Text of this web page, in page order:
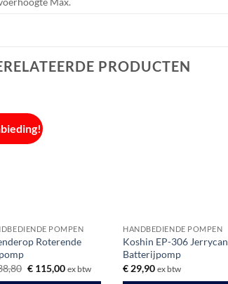
PRODUCTEN
POMPEN
Roterende
Oorspronkelijke
€115,00Huidige
ex btw
HANDBEDIENDE POMPEN
Koshin EP-306 Jerrycan
Batterijpomp
€ 29,90 ex btw